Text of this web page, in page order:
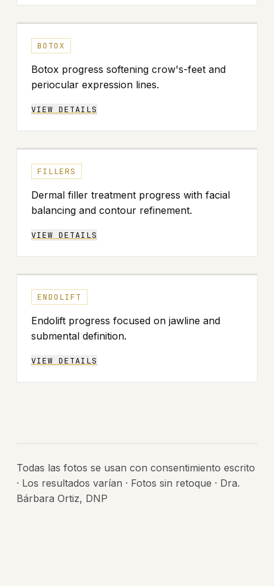
↔
ANTES
BOTOX
Botox progress softening crow's-feet and
periocular expression lines.
VIEW DETAILS
↔
ANTES
FILLERS
Dermal filler treatment progress with facial
balancing and contour refinement.
VIEW DETAILS
↔
ANTES
ENDOLIFT
Endolift progress focused on jawline and
submental definition.
VIEW DETAILS
Todas las fotos se usan con consentimiento escrito
· Los resultados varían · Fotos sin retoque · Dra.
Bárbara Ortiz, DNP